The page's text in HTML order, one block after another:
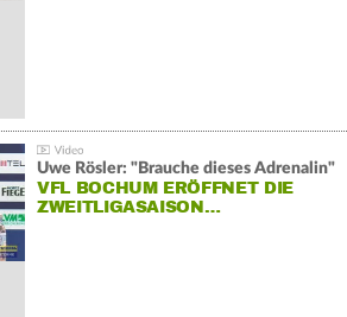
Uwe Rösler: "Brauche dieses Adrenalin"
VFL BOCHUM ERÖFFNET DIE
ZWEITLIGASAISON…